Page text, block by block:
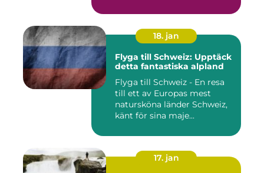
18. jan
Flyga till Schweiz: Upptäck
detta fantastiska alpland
Flyga till Schweiz - En resa
till ett av Europas mest
natursköna länder Schweiz,
känt för sina maje...
17. jan